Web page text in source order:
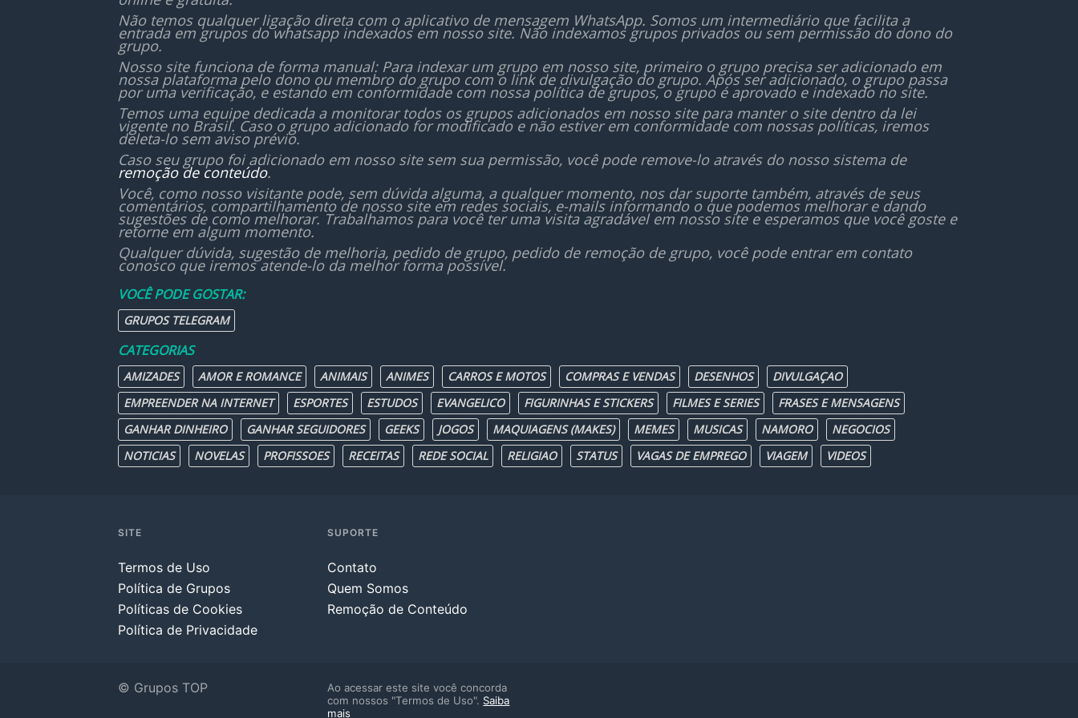
com carinho e saúde!
em casa. Seu pet vai amar, e
você vai ter a tranquilidade de
melhor.
Garanta agora o bem-estar do
seu melhor amigo!
mesmo a transformar a
ENTRAR NO GRUPO!!!
permitidos.
e o cuidado que nossos
animais merecem.
📸 Poste seu pet, pergunte,
Não temos qualquer ligação direta com o aplicativo de mensagem WhatsApp. Somos um intermediário que facilita a
entrada em grupos do whatsapp indexados em nosso site. Não indexamos grupos privados ou sem permissão do dono do
grupo.
Nosso site funciona de forma manual: Para indexar um grupo em nosso site, primeiro o grupo precisa ser adicionado em
nossa plataforma pelo dono ou membro do grupo com o link de divulgação do grupo. Após ser adicionado, o grupo passa
por uma verificação, e estando em conformidade com nossa política de grupos, o grupo é aprovado e indexado no site.
Temos uma equipe dedicada a monitorar todos os grupos adicionados em nosso site para manter o site dentro da lei
vigente no Brasil. Caso o grupo adicionado for modificado e não estiver em conformidade com nossas políticas, iremos
deleta-lo sem aviso prévio.
Caso seu grupo foi adicionado em nosso site sem sua permissão, você pode remove-lo através do nosso sistema de
remoção de conteúdo.
Você, como nosso visitante pode, sem dúvida alguma, a qualquer momento, nos dar suporte também, através de seus
comentários, compartilhamento de nosso site em redes sociais, e-mails informando o que podemos melhorar e dando
sugestões de como melhorar. Trabalhamos para você ter uma visita agradável em nosso site e esperamos que você goste e
retorne em algum momento.
Qualquer dúvida, sugestão de melhoria, pedido de grupo, pedido de remoção de grupo, você pode entrar em contato
conosco que iremos atende-lo da melhor forma possível.
VOCÊ PODE GOSTAR:
GRUPOS TELEGRAM
CATEGORIAS
AMIZADES AMOR E ROMANCE ANIMAIS ANIMES CARROS E MOTOS COMPRAS E VENDAS DESENHOS
DIVULGAÇAO
EMPREENDER NA INTERNET
ESPORTES ESTUDOS EVANGELICO FIGURINHAS E STICKERS FILMES E SERIES
FRASES E MENSAGENS
GANHAR DINHEIRO
GANHAR SEGUIDORES GEEKS JOGOS MAQUIAGENS (MAKES) MEMES MUSICAS NAMORO
NEGOCIOS
NOTICIAS
NOVELAS PROFISSOES RECEITAS REDE SOCIAL RELIGIAO STATUS VAGAS DE EMPREGO VIAGEM VIDEOS
SITE
Termos de Uso
Política de Grupos
Políticas de Cookies
Política de Privacidade
SUPORTE
Contato
Quem Somos
Remoção de Conteúdo
© Grupos TOP
Ao acessar este site você concorda
com nossos "Termos de Uso". Saiba
mais